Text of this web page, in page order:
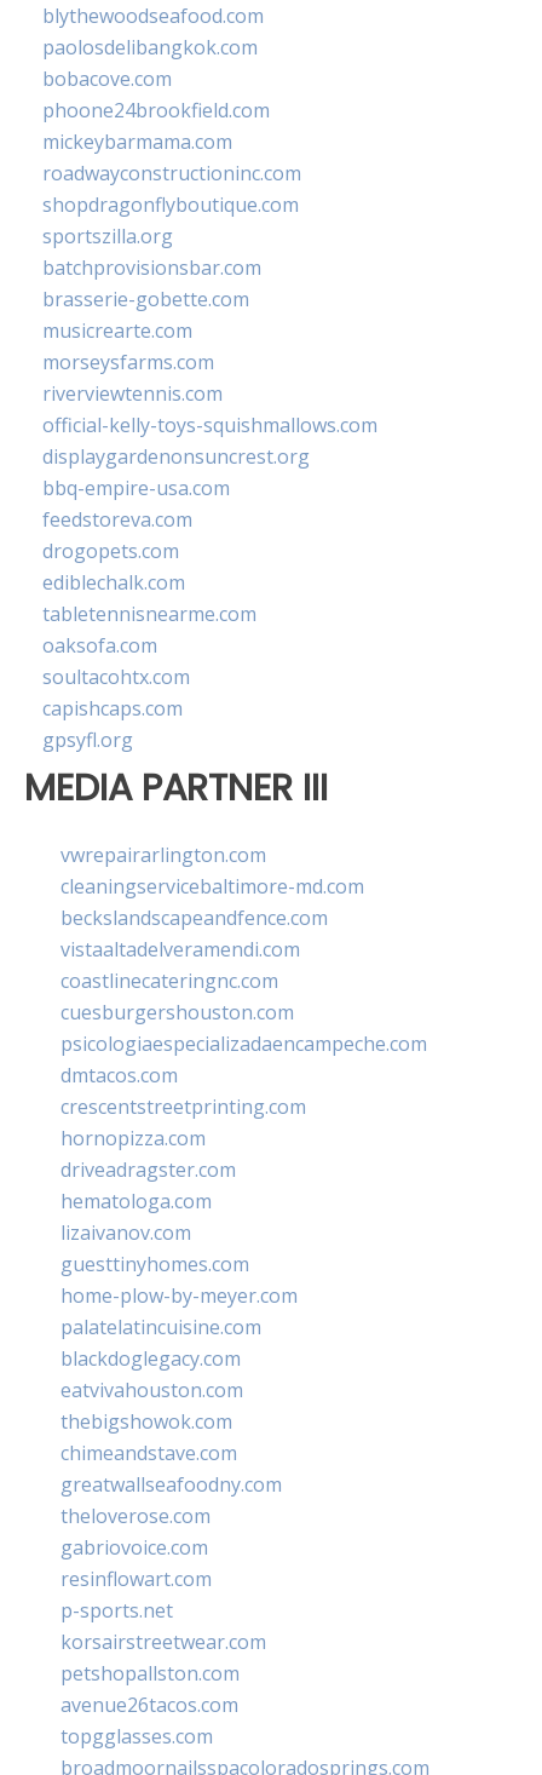
blythewoodseafood.com
paolosdelibangkok.com
bobacove.com
phoone24brookfield.com
mickeybarmama.com
roadwayconstructioninc.com
shopdragonflyboutique.com
sportszilla.org
batchprovisionsbar.com
brasserie-gobette.com
musicrearte.com
morseysfarms.com
riverviewtennis.com
official-kelly-toys-squishmallows.com
displaygardenonsuncrest.org
bbq-empire-usa.com
feedstoreva.com
drogopets.com
ediblechalk.com
tabletennisnearme.com
oaksofa.com
soultacohtx.com
capishcaps.com
gpsyfl.org
MEDIA PARTNER III
vwrepairarlington.com
cleaningservicebaltimore-md.com
beckslandscapeandfence.com
vistaaltadelveramendi.com
coastlinecateringnc.com
cuesburgershouston.com
psicologiaespecializadaencampeche.com
dmtacos.com
crescentstreetprinting.com
hornopizza.com
driveadragster.com
hematologa.com
lizaivanov.com
guesttinyhomes.com
home-plow-by-meyer.com
palatelatincuisine.com
blackdoglegacy.com
eatvivahouston.com
thebigshowok.com
chimeandstave.com
greatwallseafoodny.com
theloverose.com
gabriovoice.com
resinflowart.com
p-sports.net
korsairstreetwear.com
petshopallston.com
avenue26tacos.com
topgglasses.com
broadmoornailsspacoloradosprings.com